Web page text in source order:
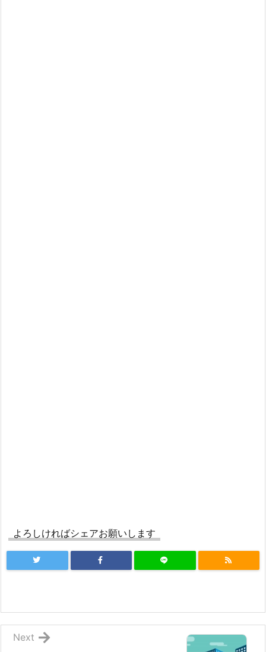
よろしければシェアお願いします
Next